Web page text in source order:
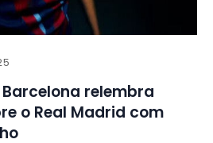
relembra
o Real Madrid com